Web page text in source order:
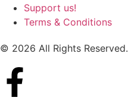
Support us!
Terms & Conditions
© 2026 All Rights Reserved.